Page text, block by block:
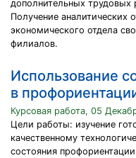
дополнительных трудовых
Получение аналитических
экономического отдела
филиалов.
Использование
в
Курсовая работа, 05
Цели работы: изучение
качественному
состояния